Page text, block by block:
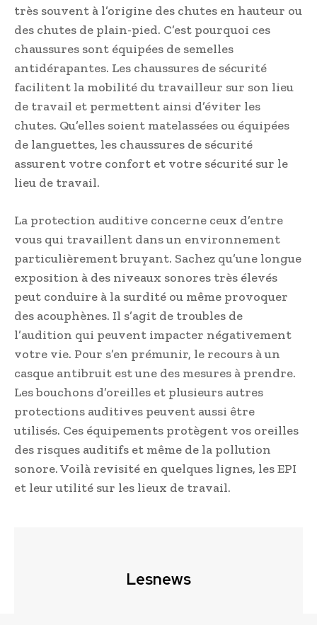
très souvent à l’origine des chutes en hauteur ou
des chutes de plain-pied. C’est pourquoi ces
chaussures sont équipées de semelles
antidérapantes. Les chaussures de sécurité
facilitent la mobilité du travailleur sur son lieu
de travail et permettent ainsi d’éviter les
chutes. Qu’elles soient matelassées ou équipées
de languettes, les chaussures de sécurité
assurent votre confort et votre sécurité sur le
lieu de travail.
La protection auditive concerne ceux d’entre
vous qui travaillent dans un environnement
particulièrement bruyant. Sachez qu’une longue
exposition à des niveaux sonores très élevés
peut conduire à la surdité ou même provoquer
des acouphènes. Il s’agit de troubles de
l’audition qui peuvent impacter négativement
votre vie. Pour s’en prémunir, le recours à un
casque antibruit est une des mesures à prendre.
Les bouchons d’oreilles et plusieurs autres
protections auditives peuvent aussi être
utilisés. Ces équipements protègent vos oreilles
des risques auditifs et même de la pollution
sonore. Voilà revisité en quelques lignes, les EPI
et leur utilité sur les lieux de travail.
Lesnews